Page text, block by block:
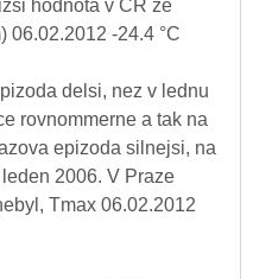
hodnota v CR ze
06.02.2012 -24.4 °C
delsi, nez v lednu
rovnommerne a tak na
epizoda silnejsi, na
2006. V Praze
Tmax 06.02.2012